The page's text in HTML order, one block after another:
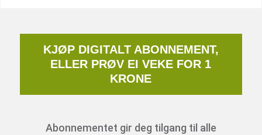
KJØP DIGITALT ABONNEMENT,
ELLER PRØV EI VEKE FOR 1
KRONE
Abonnementet gir deg tilgang til alle